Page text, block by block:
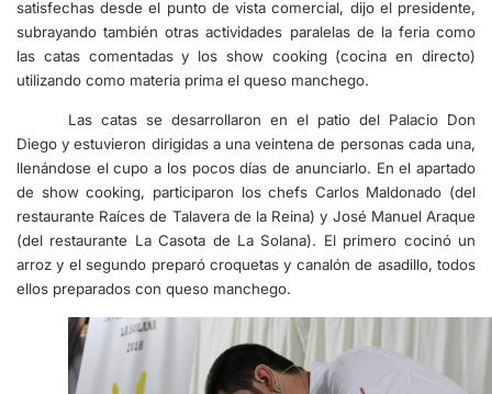
satisfechas desde el punto de vista comercial, dijo el presidente,
subrayando también otras actividades paralelas de la feria como
las catas comentadas y los show cooking (cocina en directo)
utilizando como materia prima el queso manchego.
Las catas se desarrollaron en el patio del Palacio Don
Diego y estuvieron dirigidas a una veintena de personas cada una,
llenándose el cupo a los pocos días de anunciarlo. En el apartado
de show cooking, participaron los chefs Carlos Maldonado (del
restaurante Raíces de Talavera de la Reina) y José Manuel Araque
(del restaurante La Casota de La Solana). El primero cocinó un
arroz y el segundo preparó croquetas y canalón de asadillo, todos
ellos preparados con queso manchego.